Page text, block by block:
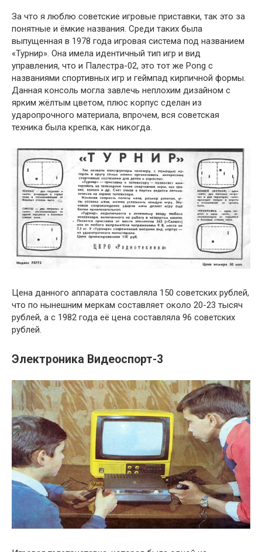
За что я люблю советские игровые приставки, так это за
понятные и ёмкие названия. Среди таких была
выпущенная в 1978 года игровая система под названием
«Турнир». Она имела идентичный тип игр и вид
управления, что и Палестра-02, это тот же Pong с
названиями спортивных игр и геймпад кирпичной формы.
Данная консоль могла завлечь неплохим дизайном с
ярким жёлтым цветом, плюс корпус сделан из
ударопрочного материала, впрочем, вся советская
техника была крепка, как никогда.
Цена данного аппарата составляла 150 советских рублей,
что по нынешним меркам составляет около 20-23 тысяч
рублей, а с 1982 года её цена составляла 96 советских
рублей.
Электроника Видеоспорт-3